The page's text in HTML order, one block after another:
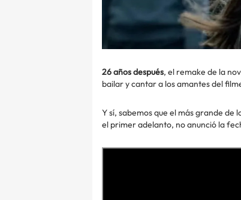
26 años después, el remake de la
bailar y cantar a los amantes del
Y sí, sabemos que el más grande de
el primer adelanto, no anunció la